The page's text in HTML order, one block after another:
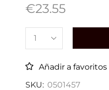
€23.55
Añadir a favoritos
SKU: 0501457